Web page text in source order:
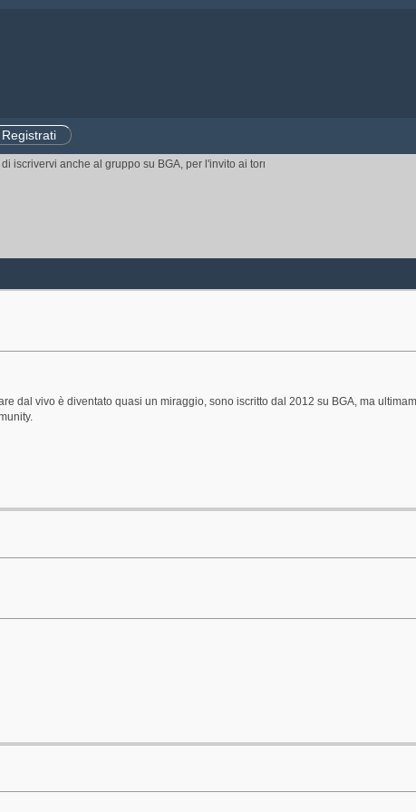
Registrati
iscrivervi anche al gruppo su BGA, per l'invito ai tornei.
dal vivo è diventato quasi un miraggio, sono iscritto dal 2012 su BGA, ma